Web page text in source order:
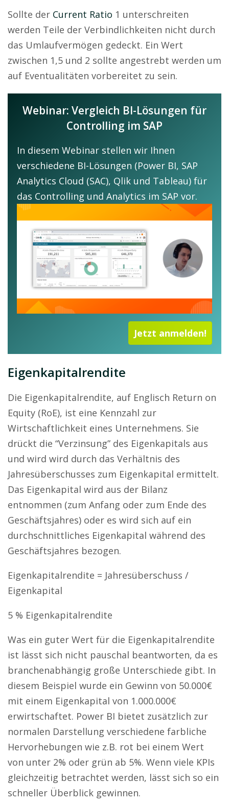
Sollte der Current Ratio 1 unterschreiten
werden Teile der Verbindlichkeiten nicht durch
das Umlaufvermögen gedeckt. Ein Wert
zwischen 1,5 und 2 sollte angestrebt werden um
auf Eventualitäten vorbereitet zu sein.
Webinar: Vergleich BI-Lösungen für
Controlling im SAP
In diesem Webinar stellen wir Ihnen
verschiedene BI-Lösungen (Power BI, SAP
Analytics Cloud (SAC), Qlik und Tableau) für
das Controlling und Analytics im SAP vor.
Jetzt anmelden!
Eigenkapitalrendite
Die Eigenkapitalrendite, auf Englisch Return on
Equity (RoE), ist eine Kennzahl zur
Wirtschaftlichkeit eines Unternehmens. Sie
drückt die “Verzinsung” des Eigenkapitals aus
und wird wird durch das Verhältnis des
Jahresüberschusses zum Eigenkapital ermittelt.
Das Eigenkapital wird aus der Bilanz
entnommen (zum Anfang oder zum Ende des
Geschäftsjahres) oder es wird sich auf ein
durchschnittliches Eigenkapital während des
Geschäftsjahres bezogen.
Eigenkapitalrendite = Jahresüberschuss /
Eigenkapital
5 % Eigenkapitalrendite
Was ein guter Wert für die Eigenkapitalrendite
ist lässt sich nicht pauschal beantworten, da es
branchenabhängig große Unterschiede gibt. In
diesem Beispiel wurde ein Gewinn von 50.000€
mit einem Eigenkapital von 1.000.000€
erwirtschaftet. Power BI bietet zusätzlich zur
normalen Darstellung verschiedene farbliche
Hervorhebungen wie z.B. rot bei einem Wert
von unter 2% oder grün ab 5%. Wenn viele KPIs
gleichzeitig betrachtet werden, lässt sich so ein
schneller Überblick gewinnen.